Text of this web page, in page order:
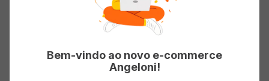
Informações do Produto
Nacional
Bem-vindo ao novo e-commerce
Angeloni!